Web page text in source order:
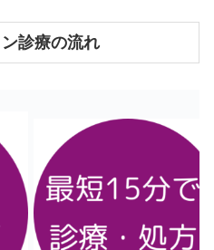
診療の流れ